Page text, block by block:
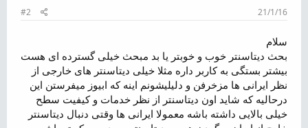
21/1/16
#2
سلام
بحث دیتاسنتر خوب و خوبتر یا بد مبحث خیلی گسترده ای هست
بیشتر بستگی به کاربر داره مثلا خیلی دیتاسنتر های خارجی از
نظر ایرانی ها مزخرفن و دلیلیشونم اینه که ابیوز میفرستن این
درحالیه که شاید اون دیتاسنتر از نظر خدمات و کیفیت سطح
خیلی بالایی داشته باشه معمولا ایرانی ها وقتی دنبال دیتاسنتر